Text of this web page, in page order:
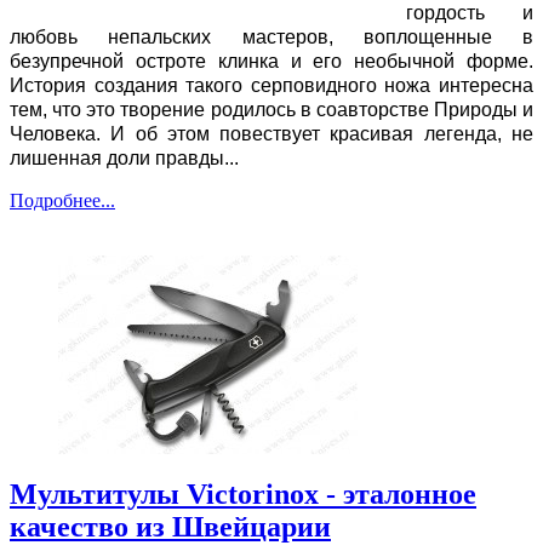
гордость и
любовь непальских мастеров, воплощенные в
безупречной остроте клинка и его необычной форме.
История создания такого серповидного ножа интересна
тем, что это творение родилось в соавторстве Природы и
Человека. И об этом повествует красивая легенда, не
лишенная доли правды...
Подробнее...
Мультитулы Victorinox - эталонное
качество из Швейцарии